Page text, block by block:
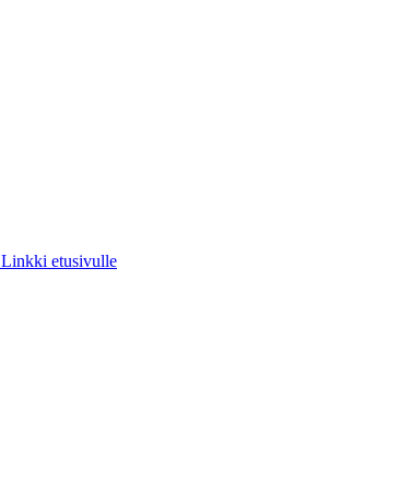
Linkki etusivulle